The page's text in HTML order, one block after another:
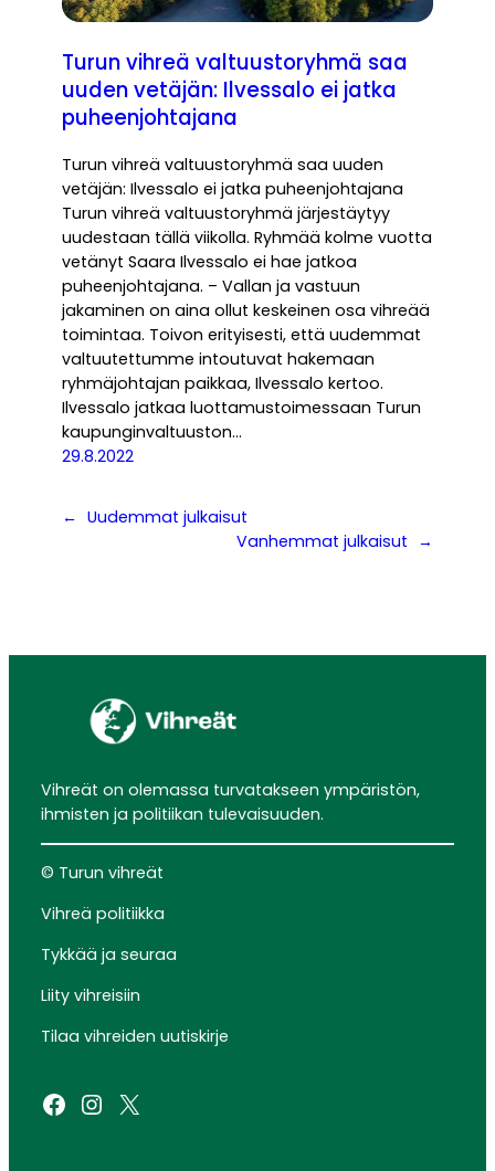
Turun vihreä valtuustoryhmä saa
uuden vetäjän: Ilvessalo ei jatka
puheenjohtajana
Turun vihreä valtuustoryhmä saa uuden
vetäjän: Ilvessalo ei jatka puheenjohtajana
Turun vihreä valtuustoryhmä järjestäytyy
uudestaan tällä viikolla. Ryhmää kolme vuotta
vetänyt Saara Ilvessalo ei hae jatkoa
puheenjohtajana. – Vallan ja vastuun
jakaminen on aina ollut keskeinen osa vihreää
toimintaa. Toivon erityisesti, että uudemmat
valtuutettumme intoutuvat hakemaan
ryhmäjohtajan paikkaa, Ilvessalo kertoo.
Ilvessalo jatkaa luottamustoimessaan Turun
kaupunginvaltuuston…
29.8.2022
← Uudemmat julkaisut
Vanhemmat julkaisut →
Vihreät on olemassa turvatakseen ympäristön,
ihmisten ja politiikan tulevaisuuden.
© Turun vihreät
Vihreä politiikka
Tykkää ja seuraa
Liity vihreisiin
Tilaa vihreiden uutiskirje
Facebook
Instagram
X